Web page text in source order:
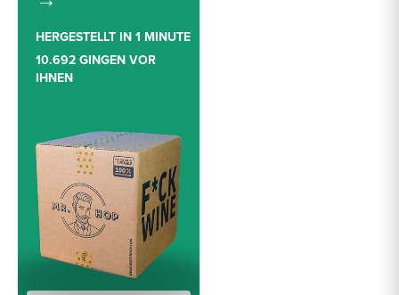
HERGESTELLT IN 1 MINUTE
10.692 GINGEN VOR
IHNEN